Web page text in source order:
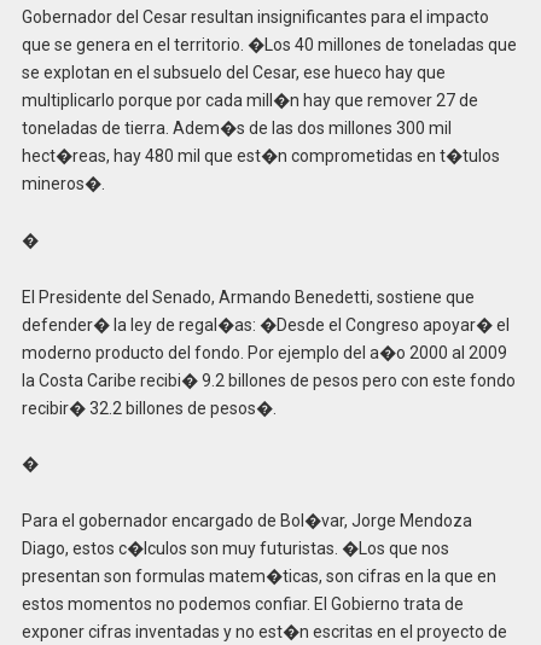
Gobernador del Cesar resultan insignificantes para el impacto
que se genera en el territorio. �Los 40 millones de toneladas que
se explotan en el subsuelo del Cesar, ese hueco hay que
multiplicarlo porque por cada mill�n hay que remover 27 de
toneladas de tierra. Adem�s de las dos millones 300 mil
hect�reas, hay 480 mil que est�n comprometidas en t�tulos
mineros�.
�
El Presidente del Senado, Armando Benedetti, sostiene que
defender� la ley de regal�as: �Desde el Congreso apoyar� el
moderno producto del fondo. Por ejemplo del a�o 2000 al 2009
la Costa Caribe recibi� 9.2 billones de pesos pero con este fondo
recibir� 32.2 billones de pesos�.
�
Para el gobernador encargado de Bol�var, Jorge Mendoza
Diago, estos c�lculos son muy futuristas. �Los que nos
presentan son formulas matem�ticas, son cifras en la que en
estos momentos no podemos confiar. El Gobierno trata de
exponer cifras inventadas y no est�n escritas en el proyecto de